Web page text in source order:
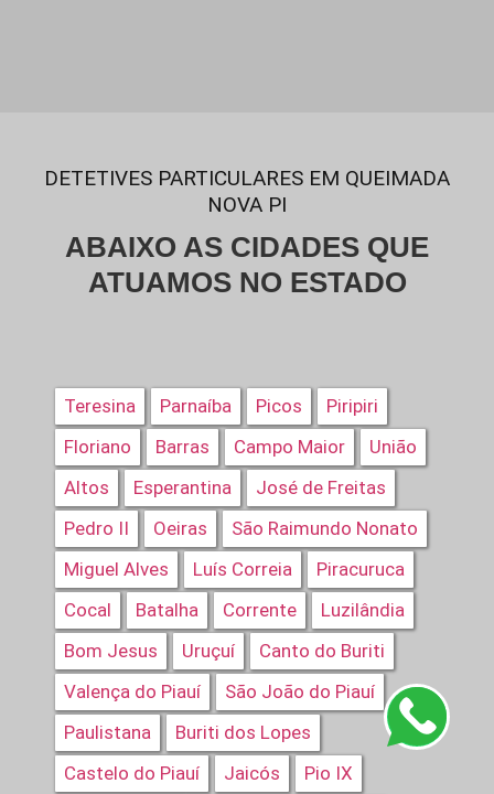
DETETIVES PARTICULARES EM QUEIMADA
NOVA PI
ABAIXO AS CIDADES QUE
ATUAMOS NO ESTADO
Teresina Parnaíba Picos
Piripiri
Floriano
Barras Campo Maior
União
Altos
Esperantina
José de Freitas
Pedro II
Oeiras
São Raimundo Nonato
Miguel Alves
Luís Correia
Piracuruca
Cocal
Batalha Corrente
Luzilândia
Bom Jesus
Uruçuí
Canto do Buriti
Valença do Piauí
São João do Piauí
Paulistana
Buriti dos Lopes
Castelo do Piauí
Jaicós Pio IX